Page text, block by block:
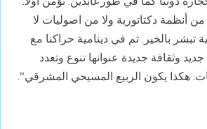
من أنظمة دكتاتورية ولا من اصوليات لا
تبشر بالخير. ثم في دينامية حراكنا مع
وثقافة جديدة عنوانها تنوع وتعدد
هكذا يكون الربيع المسيحي المشرقي".